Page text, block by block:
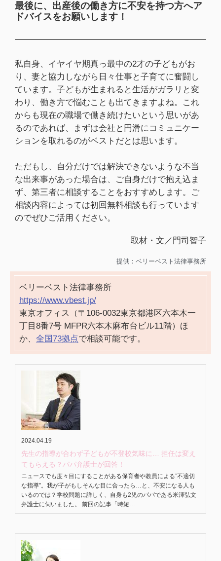
最後に、出産後の働き方に不安を持つ方へア
ドバイスをお願いします！
私自身、イヤイヤ期真っ最中の2才の子どもがお
り、妻と協力しながら日々仕事と子育てに奮闘し
ています。子どもが生まれると生活がガラリと変
わり、働き方で悩むことも出てきますよね。これ
からも現在の職場で働き続けたいという思いがあ
るのであれば、まずは会社と円滑にコミュニケー
ションを取れるのがベストだとは思います。
ただもし、自分だけでは解決できないような不当
な出来事があった場合は、ご自身だけで抱え込ま
ず、第三者に相談することをおすすめします。ご
相談内容によっては初回無料相談も行っています
のでぜひご活用ください。
取材・文／門司智子
提供：ベリーベスト法律事務所
ベリーベスト法律事務所
https://www.vbest.jp/
東京オフィス（〒106-0032東京都港区六本木一
丁目8番7号 MFPR六本木麻布台ビル11階）ほ
か、 全国73拠点で相談可能です。
2024.04.19
先生の指導が合わず子どもが不登校気味に… 担任は変え
てもらえる？パパ弁護士が回答！
ニュースでも度々目にすることがある保育者や教員による”不適切
な指導”。我が子がもしそんな目に合ったら…と、不安になる人も
いるのでは？学校問題に詳しく、自身も2児のパパである米澤弘文
弁護士に伺いました。 前回の記事「時短…